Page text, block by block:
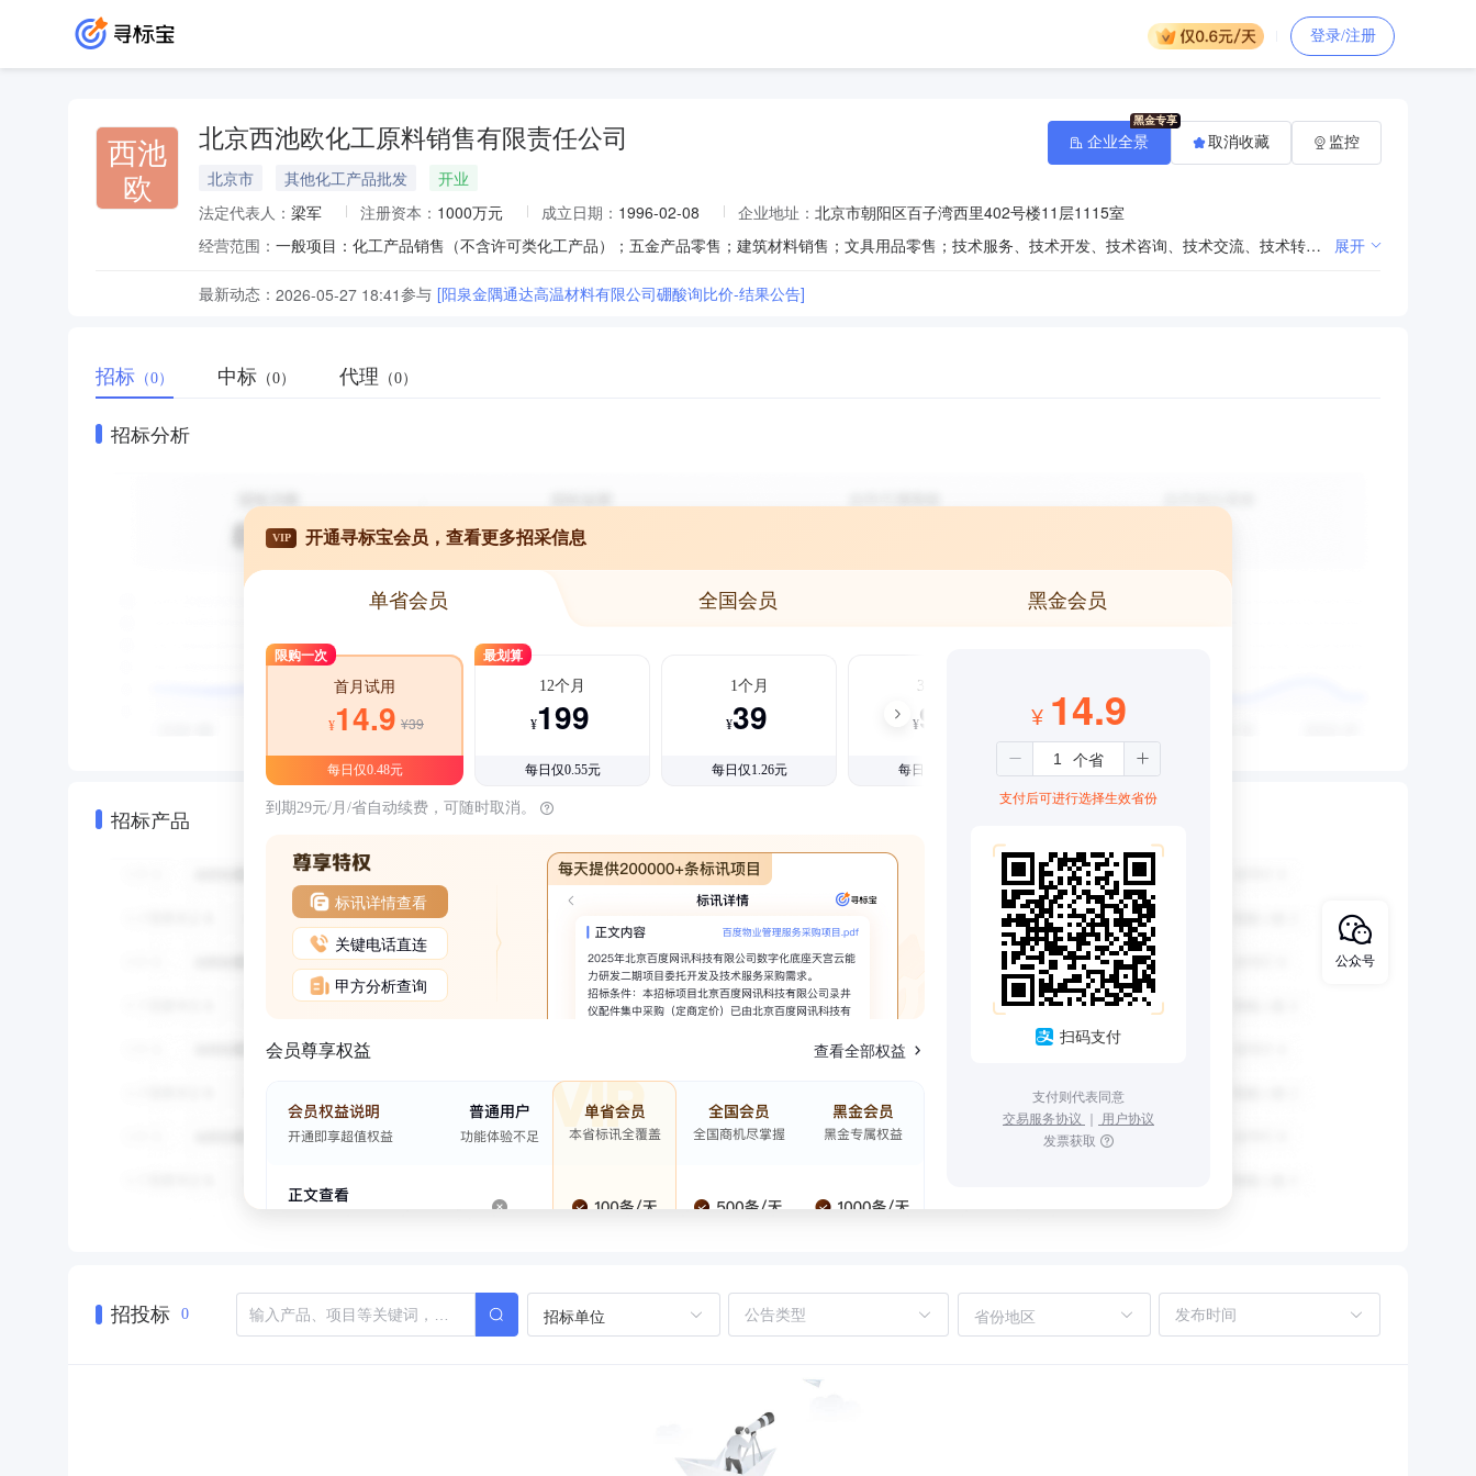
登录/注册
西池
欧
北京西池欧化工原料销售有限责任公司
北京市 其他化工产品批发
开业
法定代表人： 梁军 注册资本： 1000万元 成立日期： 1996-02-08 企业地址： 北京市朝阳区百子湾西里402号楼11层1115室
经营范围：
一般项目：化工产品销售（不含许可类化工产品）；五金产品零售；建筑材料销售；文具用品零售；技术服务、技术开发、技术咨询、技术交流、技术转让、技术推广；会议及展览服务；组织文化艺术交流活动。（除依法须经批准的项目外，凭营业执照依法自主开展经营活动）许可项目：危险化学品经营；道路货物运输（不含危险货物）。（依法须经批准的项目，经相关部门批准后方可开展经营活动，具体经营项目以相关部门批准文件或许可证件为准）（不得从事国家和本市产业政策禁止和限制类项目的经营活动。） 展开
最新动态： 2026-05-27 18:41参与 [阳泉金隅通达高温材料有限公司硼酸询比价-结果公告]
企业全景 取消收藏 监控
招标 （0） 中标 （0） 代理 （0）
招标分析
招标产品
VIP 开通寻标宝会员，查看更多招采信息
单省会员 全国会员 黑金会员
限购一次
首月试用
¥14.9 ¥39
每日仅0.48元
最划算
12个月
¥199
每日仅0.55元
1个月
¥39
每日仅1.26元
3个月
¥99
每日仅1.08元
到期29元/月/省自动续费，可随时取消。
标讯详情查看
关键电话直连
甲方分析查询
会员尊享权益 查看全部权益
¥ 14.9
支付后可进行选择生效省份
扫码支付
支付则代表同意
交易服务协议 ｜ 用户协议
发票获取
招投标 0 招标单位 省份地区
公众号